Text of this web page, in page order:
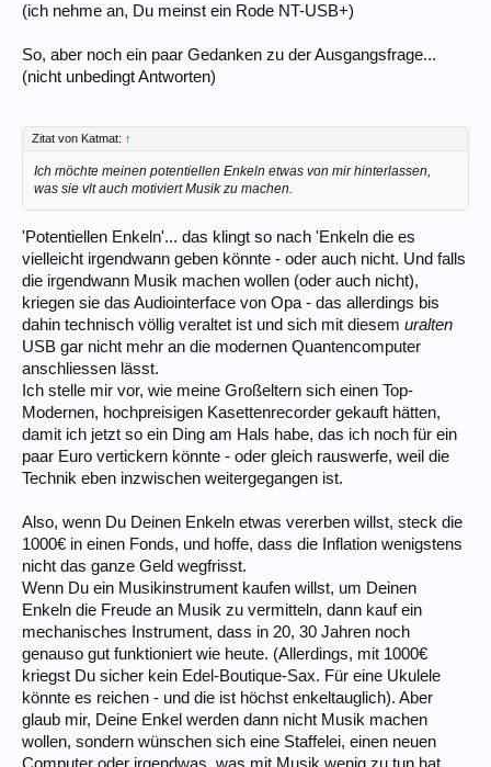
(ich nehme an, Du meinst ein Rode NT-USB+)
So, aber noch ein paar Gedanken zu der Ausgangsfrage...
(nicht unbedingt Antworten)
Zitat von Katmat: ↑
Ich möchte meinen potentiellen Enkeln etwas von mir hinterlassen,
was sie vlt auch motiviert Musik zu machen.
'Potentiellen Enkeln'... das klingt so nach 'Enkeln die es
vielleicht irgendwann geben könnte - oder auch nicht. Und falls
die irgendwann Musik machen wollen (oder auch nicht),
kriegen sie das Audiointerface von Opa - das allerdings bis
dahin technisch völlig veraltet ist und sich mit diesem uralten
USB gar nicht mehr an die modernen Quantencomputer
anschliessen lässt.
Ich stelle mir vor, wie meine Großeltern sich einen Top-
Modernen, hochpreisigen Kasettenrecorder gekauft hätten,
damit ich jetzt so ein Ding am Hals habe, das ich noch für ein
paar Euro vertickern könnte - oder gleich rauswerfe, weil die
Technik eben inzwischen weitergegangen ist.
Also, wenn Du Deinen Enkeln etwas vererben willst, steck die
1000€ in einen Fonds, und hoffe, dass die Inflation wenigstens
nicht das ganze Geld wegfrisst.
Wenn Du ein Musikinstrument kaufen willst, um Deinen
Enkeln die Freude an Musik zu vermitteln, dann kauf ein
mechanisches Instrument, dass in 20, 30 Jahren noch
genauso gut funktioniert wie heute. (Allerdings, mit 1000€
kriegst Du sicher kein Edel-Boutique-Sax. Für eine Ukulele
könnte es reichen - und die ist höchst enkeltauglich). Aber
glaub mir, Deine Enkel werden dann nicht Musik machen
wollen, sondern wünschen sich eine Staffelei, einen neuen